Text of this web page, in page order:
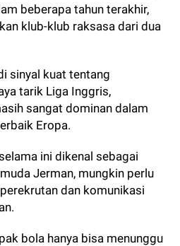
beberapa tahun terakhir,
klub-klub raksasa dari dua
sinyal kuat tentang
tarik Liga Inggris,
sangat dominan dalam
Eropa.
ini dikenal sebagai
Jerman, mungkin perlu
dan komunikasi
bola hanya bisa menunggu